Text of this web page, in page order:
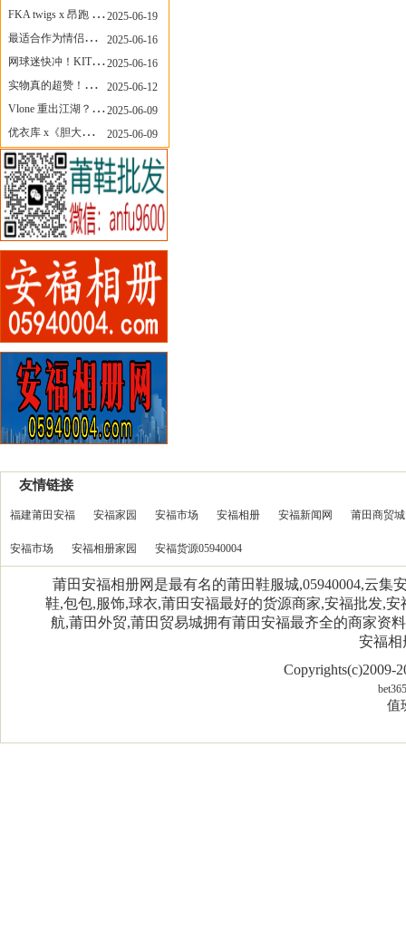
FKA twigs x 昂跑 联名来了，这三双 Cloud X 你选哪一双？
2025-06-19
最适合作为情侣鞋的New Balance 1906 Loafer出现了！
2025-06-16
网球迷快冲！KITH x Wilson 限量球拍太会设计了
2025-06-16
实物真的超赞！NB 新款 2010 新配色
2025-06-12
Vlone 重出江湖？突然又要联名，谁能想到！
2025-06-09
优衣库 x《胆大党》新品公布，第二季联动周边来了！
2025-06-09
友情链接
福建莆田安福 安福家园 安福市场 安福相册 安福新闻网 莆田商贸城
安福市场 安福相册家园 安福货源05940004
莆田安福相册网是最有名的莆田鞋服城,05940004,云
鞋,包包,服饰,球衣,莆田安福最好的货源商家,安福批发,
航,莆田外贸,莆田贸易城拥有莆田安福最齐全的商家资
安福相
Copyrights(c)2009-
bet365
值